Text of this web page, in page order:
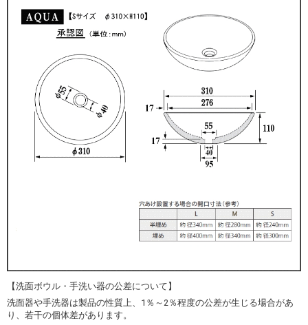
【洗面ボウル・手洗い器の公差について】
洗面器や手洗器は製品の性質上、1％～2％程度の公差が生じる場合があ
り、若干の個体差があります。